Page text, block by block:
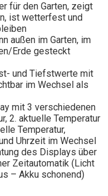
für den Garten, zeigt
ist wetterfest und
außen im Garten, im
Erde gesteckt
und Tiefstwerte mit
im Wechsel als
mit 3 verschiedenen
2. aktuelle Temperatur
Temperatur,
Uhrzeit im Wechsel
des Displays über
Zeitautomatik (Licht
– Akku schonend)